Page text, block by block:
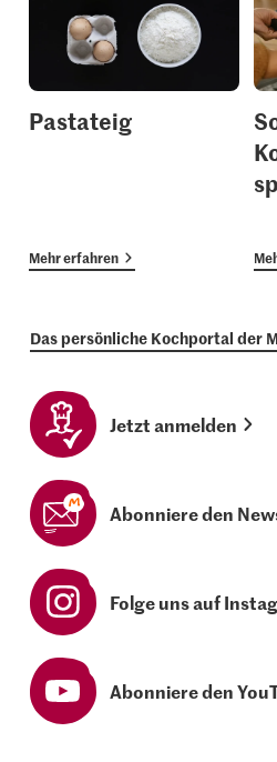
Pastateig
Mehr erfahren
Das persönliche Kochportal der
Jetzt anmelden
Abonniere den
Folge uns auf
Abonniere den